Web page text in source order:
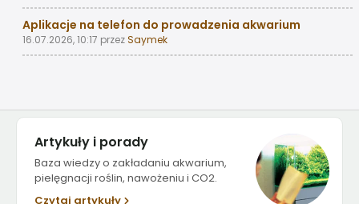
Aplikacje na telefon do prowadzenia akwarium
16.07.2026, 10:17 przezSaymek
Artykuły i porady
Baza wiedzy o zakładaniu akwarium,
pielęgnacji roślin, nawożeniu i CO2.
Czytaj artykuły